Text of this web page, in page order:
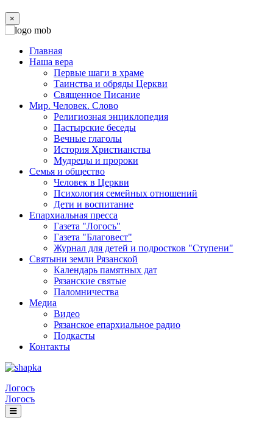
×
Главная
Наша вера
Первые шаги в храме
Таинства и обряды Церкви
Священное Писание
Мир. Человек. Слово
Религиозная энциклопедия
Пастырские беседы
Вечные глаголы
История Христианства
Мудрецы и пророки
Семья и общество
Человек в Церкви
Психология семейных отношений
Дети и воспитание
Епархиальная пресса
Газета "Логосъ"
Газета "Благовест"
Журнал для детей и подростков "Ступени"
Святыни земли Рязанской
Календарь памятных дат
Рязанские святые
Паломничества
Медиа
Видео
Рязанское епархиальное радио
Подкасты
Контакты
Логосъ
Логосъ